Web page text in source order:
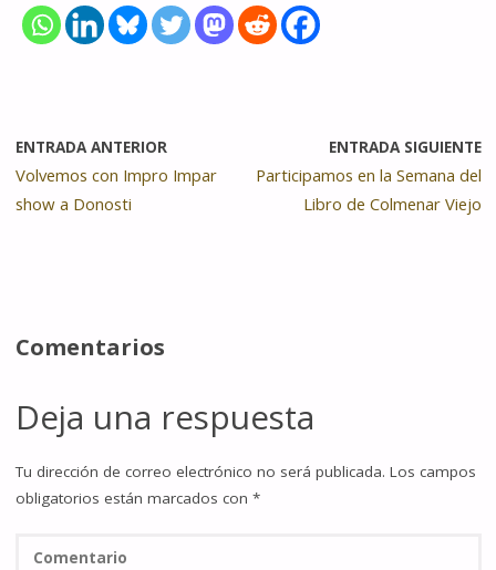
ENTRADA ANTERIOR
Volvemos con Impro Impar
show a Donosti
ENTRADA SIGUIENTE
Participamos en la Semana del
Libro de Colmenar Viejo
Comentarios
Deja una respuesta
Tu dirección de correo electrónico no será publicada. Los campos
obligatorios están marcados con *